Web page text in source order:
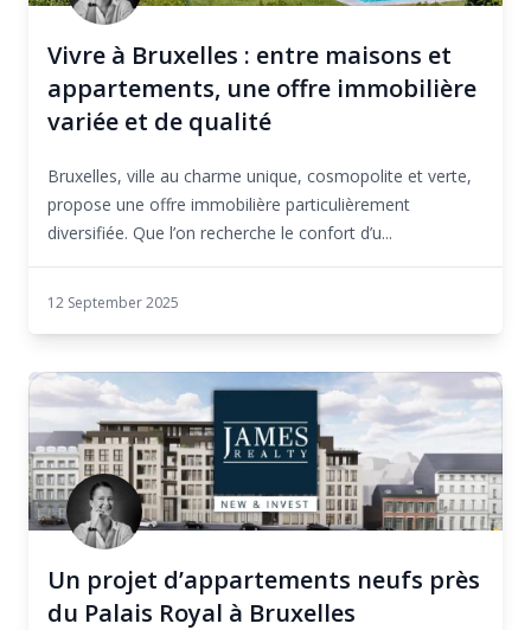
Vivre à Bruxelles : entre maisons et
appartements, une offre immobilière
variée et de qualité
Bruxelles, ville au charme unique, cosmopolite et verte,
propose une offre immobilière particulièrement
diversifiée. Que l’on recherche le confort d’u...
12 September 2025
Un projet d’appartements neufs près
du Palais Royal à Bruxelles